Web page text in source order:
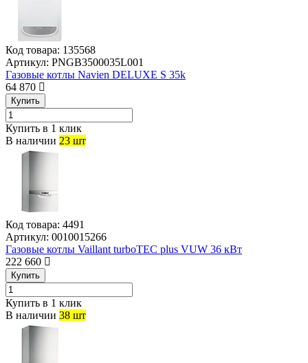
Код товара: 135568
Артикул: PNGB3500035L001
Газовые котлы Navien DELUXE S 35k
64 870
Купить
Купить в 1 клик
В наличии 23 шт
Код товара: 4491
Артикул: 0010015266
Газовые котлы Vaillant turboTEC plus VUW 36 кВт
222 660
Купить
Купить в 1 клик
В наличии 38 шт